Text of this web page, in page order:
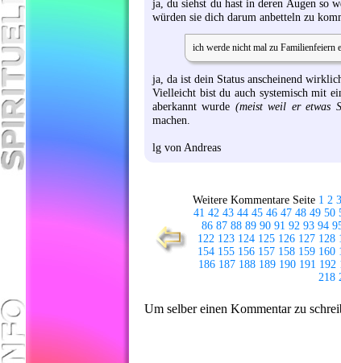
ja, du siehst du hast in deren Augen so
würden sie dich darum anbetteln zu
ich werde nicht mal zu Familienfeiern
ja, da ist dein Status anscheinend
Vielleicht bist du auch systemisch mit
aberkannt wurde (meist weil er etwas
machen.
lg von Andreas
Weitere Kommentare Seite 1 2 3
41 42 43 44 45 46 47 48 49 50
86 87 88 89 90 91 92 93 94
122 123 124 125 126 127 128
154 155 156 157 158 159 160
186 187 188 189 190 191 192
218
Um selber einen Kommentar zu